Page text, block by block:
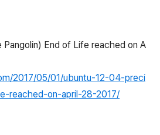
End of Life reached on A
2017/05/01/ubuntu-12-04-preci
reached-on-april-28-2017/